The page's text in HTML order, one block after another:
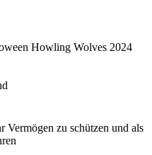
Howling Wolves 2024
Vermögen zu schützen und als